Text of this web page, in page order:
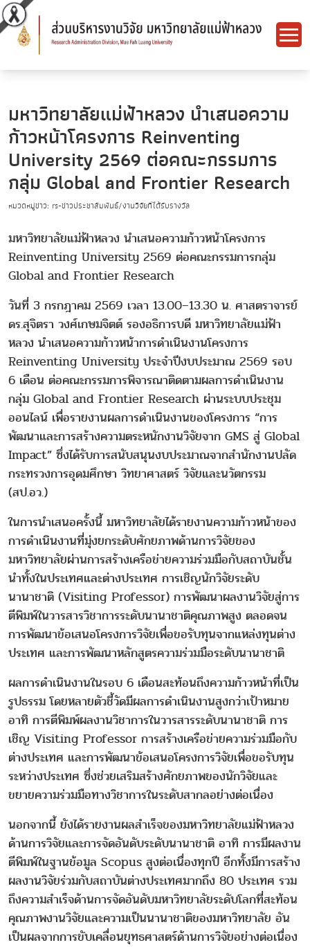
มหาวิทยาลัยแม่ฟ้าหลวง นำเสนอความ
ก้าวหน้าโครงการ Reinventing
University 2569 ต่อคณะกรรมการ
กลุ่ม Global and Frontier Research
หมวดหมู่ข่าว: rs-ข่าวประชาสัมพันธ์/งานวิจัยที่ได้รับรางวัล
มหาวิทยาลัยแม่ฟ้าหลวง นำเสนอความก้าวหน้าโครงการ
Reinventing University 2569 ต่อคณะกรรมการกลุ่ม
Global and Frontier Research
วันที่ 3 กรกฎาคม 2569 เวลา 13.00–13.30 น. ศาสตราจารย์
ดร.สุจิตรา วงศ์เกษมจิตต์ รองอธิการบดี มหาวิทยาลัยแม่ฟ้า
หลวง นำเสนอความก้าวหน้าการดำเนินงานโครงการ
Reinventing University ประจำปีงบประมาณ 2569 รอบ
6 เดือน ต่อคณะกรรมการพิจารณาติดตามผลการดำเนินงาน
กลุ่ม Global and Frontier Research ผ่านระบบประชุม
ออนไลน์ เพื่อรายงานผลการดำเนินงานของโครงการ “การ
พัฒนาและการสร้างความตระหนักงานวิจัยจาก GMS สู่ Global
Impact” ซึ่งได้รับการสนับสนุนงบประมาณจากสำนักงานปลัด
กระทรวงการอุดมศึกษา วิทยาศาสตร์ วิจัยและนวัตกรรม
(สป.อว.)
ในการนำเสนอครั้งนี้ มหาวิทยาลัยได้รายงานความก้าวหน้าของ
การดำเนินงานที่มุ่งยกระดับศักยภาพด้านการวิจัยของ
มหาวิทยาลัยผ่านการสร้างเครือข่ายความร่วมมือกับสถาบันชั้น
นำทั้งในประเทศและต่างประเทศ การเชิญนักวิจัยระดับ
นานาชาติ (Visiting Professor) การพัฒนาผลงานวิจัยสู่การ
ตีพิมพ์ในวารสารวิชาการระดับนานาชาติคุณภาพสูง ตลอดจน
การพัฒนาข้อเสนอโครงการวิจัยเพื่อขอรับทุนจากแหล่งทุนต่าง
ประเทศ และการพัฒนาหลักสูตรความร่วมมือระดับนานาชาติ
ผลการดำเนินงานในรอบ 6 เดือนสะท้อนถึงความก้าวหน้าที่เป็น
รูปธรรม โดยหลายตัวชี้วัดมีผลการดำเนินงานสูงกว่าเป้าหมาย
อาทิ การตีพิมพ์ผลงานวิชาการในวารสารระดับนานาชาติ การ
เชิญ Visiting Professor การสร้างเครือข่ายความร่วมมือกับ
ต่างประเทศ และการพัฒนาข้อเสนอโครงการวิจัยเพื่อขอรับทุน
ระหว่างประเทศ ซึ่งช่วยเสริมสร้างศักยภาพของนักวิจัยและ
ขยายความร่วมมือทางวิชาการในระดับสากลอย่างต่อเนื่อง
นอกจากนี้ ยังได้รายงานผลสำเร็จของมหาวิทยาลัยแม่ฟ้าหลวง
ด้านการวิจัยและการจัดอันดับระดับนานาชาติ อาทิ การมีผลงาน
ตีพิมพ์ในฐานข้อมูล Scopus สูงต่อเนื่องทุกปี อีกทั้งมีการสร้าง
ผลงานวิจัยร่วมกับสถาบันต่างประเทศมากถึง 80 ประเทศ รวม
ถึงความสำเร็จด้านการจัดอันดับมหาวิทยาลัยระดับโลกที่สะท้อน
คุณภาพงานวิจัยและความเป็นนานาชาติของมหาวิทยาลัย อัน
เป็นผลจากการขับเคลื่อนยุทธศาสตร์ด้านการวิจัยอย่างต่อเนื่อง